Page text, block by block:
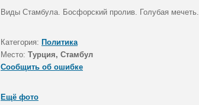
Виды Стамбула. Босфорский пролив. Голубая мечеть.
Категория: Политика
Место: Турция, Стамбул
Сообщить об ошибке
Ещё фото